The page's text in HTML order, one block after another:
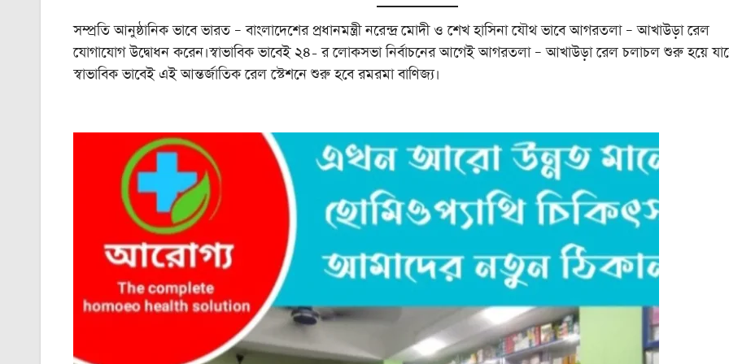
সম্প্রতি আনুষ্ঠানিক ভাবে ভারত – বাংলাদেশের প্রধানমন্ত্রী নরেন্দ্র মোদী ও শেখ হাসিনা যৌথ ভাবে আগরতলা – আখাউড়া রেল
যোগাযোগ উদ্বোধন করেন।স্বাভাবিক ভাবেই ২৪- র লোকসভা নির্বাচনের আগেই আগরতলা – আখাউড়া রেল চলাচল শুরু হয়ে
স্বাভাবিক ভাবেই এই আন্তর্জাতিক রেল স্টেশনে শুরু হবে রমরমা বাণিজ্য।